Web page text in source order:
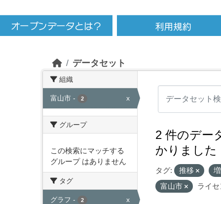
データセット
組織
富山市 - 2 x
グループ
この検索にマッチする
グループ はありません
タグ
グラフ - 2 x
2 件のデー
かりました
タグ: 推移
富山市
ライ